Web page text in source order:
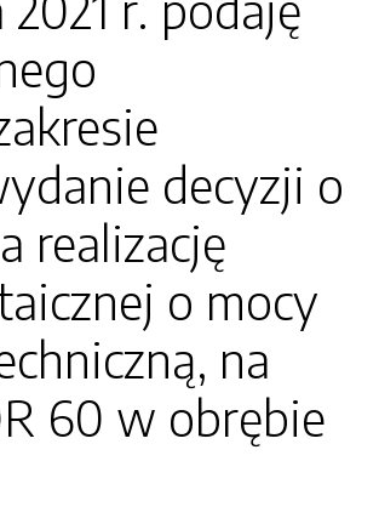
decyzji o
realizację
o mocy
na
60 w obrębie